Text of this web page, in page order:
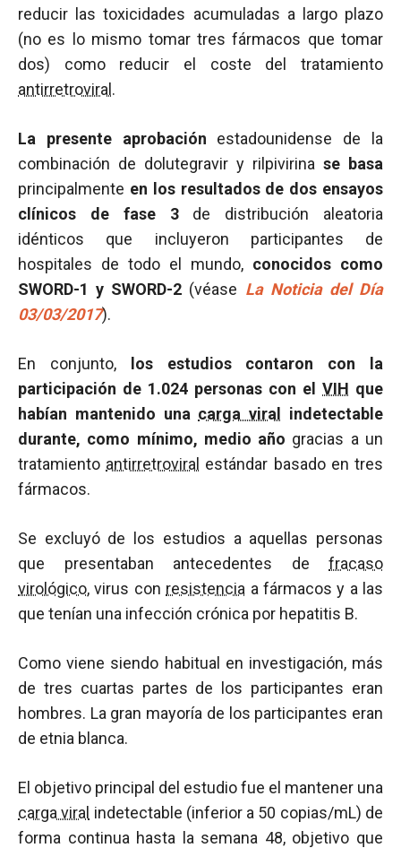
reducir las toxicidades acumuladas a largo plazo
(no es lo mismo tomar tres fármacos que tomar
dos) como reducir el coste del tratamiento
antirretroviral .
La presente aprobación estadounidense de la
combinación de dolutegravir y rilpivirina se basa
principalmente en los resultados de dos ensayos
clínicos de fase 3de distribución aleatoria
idénticos que incluyeron participantes de
hospitales de todo el mundo, conocidos como
SWORD-1 y SWORD-2 (véase La Noticia del Día
03/03/2017).
En conjunto,
los estudios contaron con la
participación de 1.024 personas con el VIH que
habían mantenido una carga viral
indetectable
durante, como mínimo, medio año gracias a un
tratamiento antirretroviral estándar basado en tres
fármacos.
Se excluyó de los estudios a aquellas personas
que presentaban antecedentes de fracaso
virológico, virus con resistencia a fármacos y a las
que tenían una infección crónica por hepatitis B.
Como viene siendo habitual en investigación, más
de tres cuartas partes de los participantes eran
hombres. La gran mayoría de los participantes eran
de etnia blanca.
El objetivo principal del estudio fue el mantener una
carga viral indetectable (inferior a 50 copias/mL) de
forma continua hasta la semana 48, objetivo que